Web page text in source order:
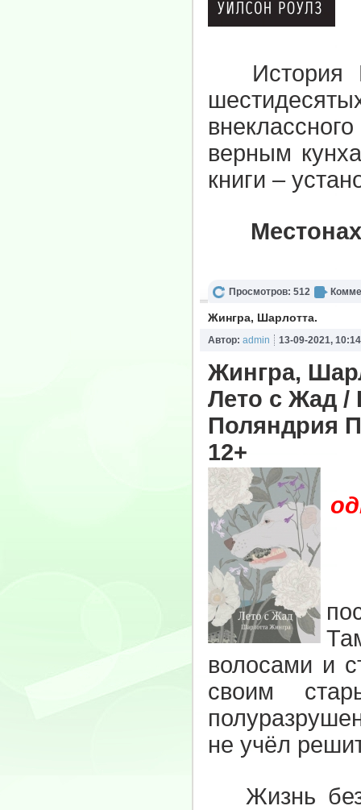
История
верным
книги –
Просмотров: 512
Жингра, Шарлотта.
Автор: admin 13-09-2021, 10:14
Жингра,
Лето с Жад /
Поляндрия
12+
волосами и
своим
не учёл
Жизнь без